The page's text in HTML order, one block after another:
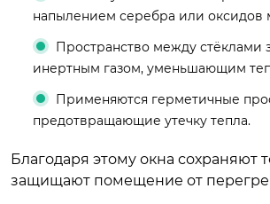
напылением серебра или оксидов
Пространство между стёклами
инертным газом, уменьшающим
Применяются герметичные
предотвращающие утечку тепла.
Благодаря этому окна сохраняют
защищают помещение от